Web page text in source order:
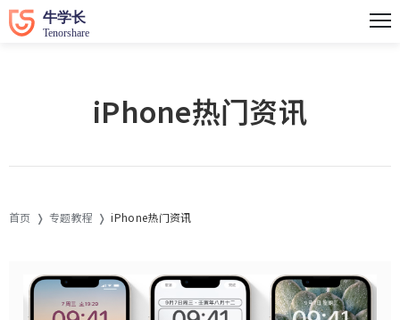
iPhone热门资讯
首页 专题教程 iPhone热门资讯